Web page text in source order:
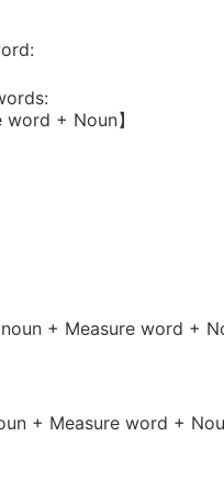
word + Noun】
+ Measure word +
+ Measure word +